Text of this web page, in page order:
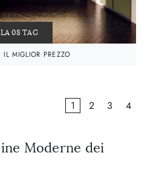
08 TAG
IL MIGLIOR PREZZO
1 2 3 4
Moderne dei